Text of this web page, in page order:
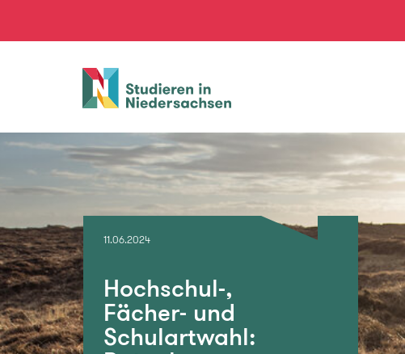
Studieren
in
11.06.2024
Hochschul-,
Fächer- und
Schulartwahl: